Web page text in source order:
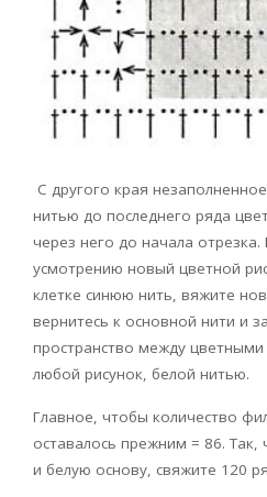
С другого края
нитью до последнего ряда
через него до начала
усмотрению новый цветной
клетке синюю нить, вяжите
вернитесь к основной нити и
пространство между
любой рисунок, белой нитью.
Главное, чтобы количество
оставалось прежним = 86. Так,
и белую основу, свяжите 120